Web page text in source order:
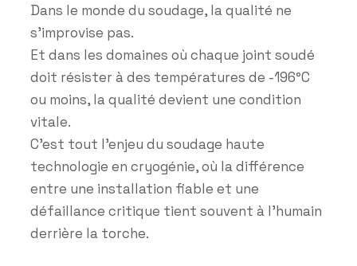
Dans le monde du soudage, la qualité ne
s’improvise pas.
Et dans les domaines où chaque joint soudé
doit résister à des températures de -196°C
ou moins, la qualité devient une condition
vitale.
C’est tout l’enjeu du soudage haute
technologie en cryogénie, où la différence
entre une installation fiable et une
défaillance critique tient souvent à l’humain
derrière la torche.